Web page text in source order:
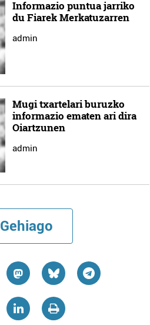
Informazio puntua jarriko
du Fiarek Merkatuzarren
admin
Mugi txartelari buruzko
informazio ematen ari dira
Oiartzunen
admin
Gehiago